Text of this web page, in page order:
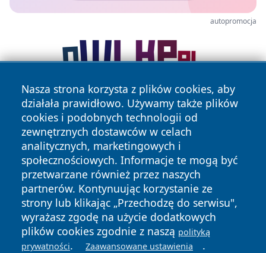
autopromocja
Nasza strona korzysta z plików cookies, aby
działała prawidłowo. Używamy także plików
cookies i podobnych technologii od
zewnętrznych dostawców w celach
analitycznych, marketingowych i
społecznościowych. Informacje te mogą być
przetwarzane również przez naszych
partnerów. Kontynuując korzystanie ze
strony lub klikając „Przechodzę do serwisu",
wyrażasz zgodę na użycie dodatkowych
plików cookies zgodnie z naszą polityką
prywatności. Zaawansowane ustawienia .
Copyright © 2026 myslowicki24.pl Wszystkie prawa
zastrzeżone.
News Autorzy
Polityka
Prywatności
Polityka
Cookies